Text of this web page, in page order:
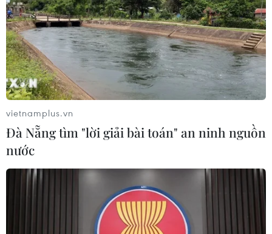
vietnamplus.vn
Đà Nẵng tìm "lời giải bài toán" an ninh nguồn
nước